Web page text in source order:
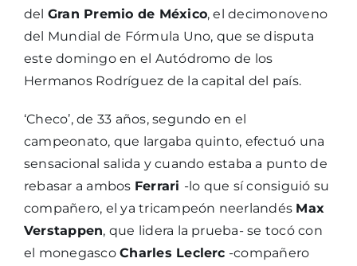
del Gran Premio de México, el decimonoveno
del Mundial de Fórmula Uno, que se disputa
este domingo en el Autódromo de los
Hermanos Rodríguez de la capital del país.
‘Checo’, de 33 años, segundo en el
campeonato, que largaba quinto, efectuó una
sensacional salida y cuando estaba a punto de
rebasar a ambos Ferrari -lo que sí consiguió su
compañero, el ya tricampeón neerlandés Max
Verstappen, que lidera la prueba- se tocó con
el monegascoCharles Leclerc -compañero